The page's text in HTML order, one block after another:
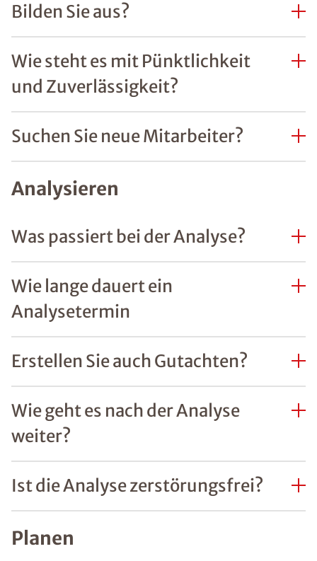
Bilden Sie aus?
Wie steht es mit Pünktlichkeit
und Zuverlässigkeit?
Suchen Sie neue Mitarbeiter?
Analysieren
Was passiert bei der Analyse?
Wie lange dauert ein
Analysetermin
Erstellen Sie auch Gutachten?
Wie geht es nach der Analyse
weiter?
Ist die Analyse zerstörungsfrei?
Planen